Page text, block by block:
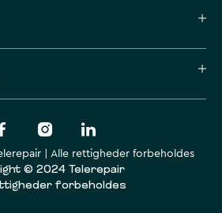
| Alle rettigheder forbeholdes
© 2024 Telerepair
forbeholdes